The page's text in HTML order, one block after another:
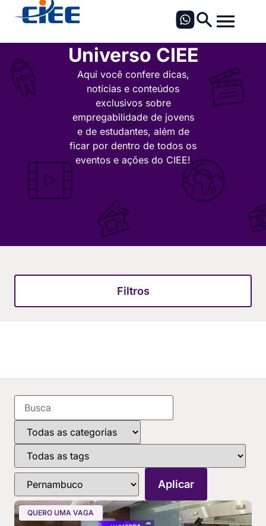
Universo CIEE
Aqui você confere dicas,
notícias e conteúdos
exclusivos sobre
empregabilidade de jovens
e de estudantes, além de
ficar por dentro de todos os
eventos e ações do CIEE!
Filtros
QUERO UMA VAGA